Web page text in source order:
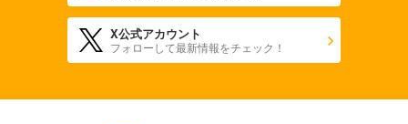
X公式アカウント
フォローして最新情報をチェック！